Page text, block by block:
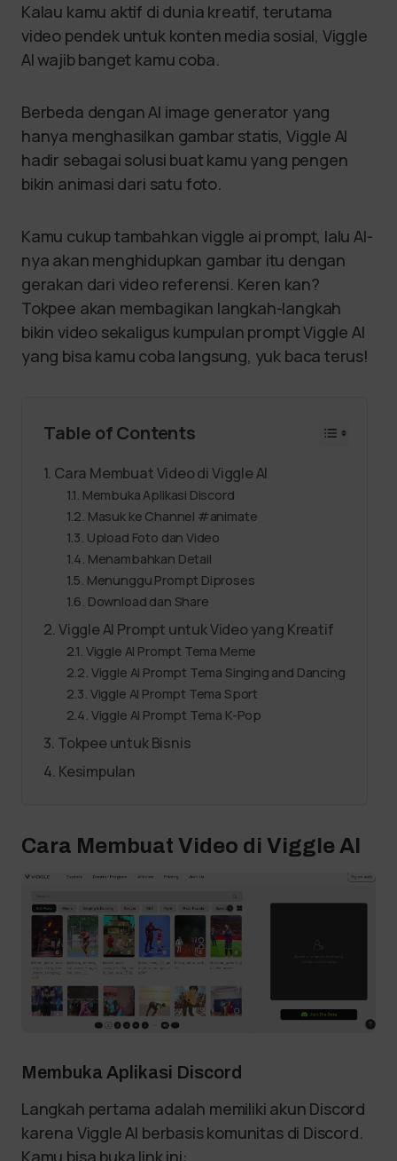
Kalau kamu aktif di dunia kreatif, terutama
video pendek untuk konten media sosial, Viggle
AI wajib banget kamu coba.
Berbeda dengan AI image generator yang
hanya menghasilkan gambar statis, Viggle AI
hadir sebagai solusi buat kamu yang pengen
bikin animasi dari satu foto.
Kamu cukup tambahkan viggle ai prompt, lalu AI-
nya akan menghidupkan gambar itu dengan
gerakan dari video referensi. Keren kan?
Tokpee akan membagikan langkah-langkah
bikin video sekaligus kumpulan prompt Viggle AI
yang bisa kamu coba langsung, yuk baca terus!
Table of Contents
Cara Membuat Video di Viggle AI
Membuka Aplikasi Discord
Masuk ke Channel #animate
Upload Foto dan Video
Menambahkan Detail
Menunggu Prompt Diproses
Download dan Share
Viggle AI Prompt untuk Video yang Kreatif
Viggle AI Prompt Tema Meme
Viggle AI Prompt Tema Singing and Dancing
Viggle AI Prompt Tema Sport
Viggle AI Prompt Tema K-Pop
Tokpee untuk Bisnis
Kesimpulan
Cara Membuat Video di Viggle AI
Membuka Aplikasi Discord
Langkah pertama adalah memiliki akun Discord
karena Viggle AI berbasis komunitas di Discord.
Kamu bisa buka link ini: